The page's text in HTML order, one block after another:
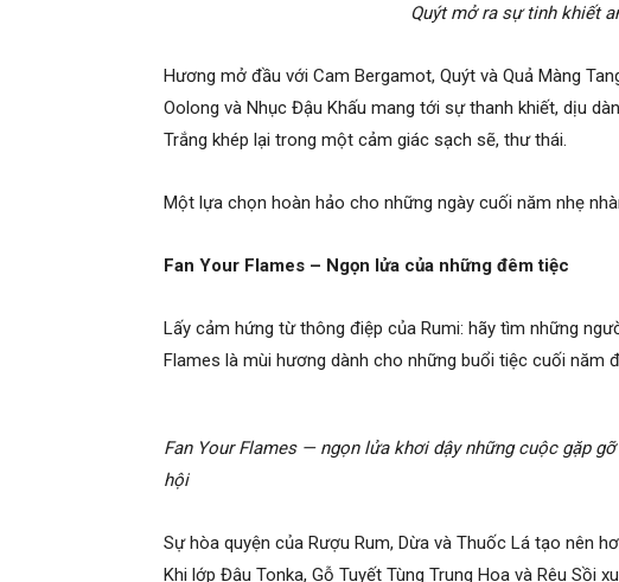
Quýt mở ra sự tinh khiết
Hương mở đầu với Cam Bergamot, Quýt và Quả Màng
Oolong và Nhục Đậu Khấu mang tới sự thanh khiết, dịu
Trắng khép lại trong một cảm giác sạch sẽ, thư thái.
Một lựa chọn hoàn hảo cho những ngày cuối năm nhẹ
Fan Your Flames – Ngọn lửa của những đêm tiệc
Lấy cảm hứng từ thông điệp của Rumi: hãy tìm những
Flames là mùi hương dành cho những buổi tiệc cuối năm
Fan Your Flames — ngọn lửa khơi dậy những cuộc gặp
hội
Sự hòa quyện của Rượu Rum, Dừa và Thuốc Lá tạo nên
Khi lớp Đậu Tonka, Gỗ Tuyết Tùng Trung Hoa và Rêu Sồi